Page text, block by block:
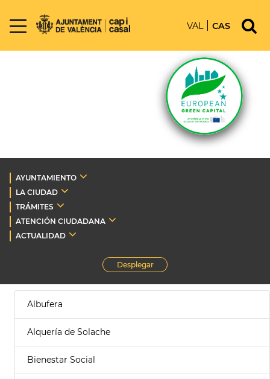
VAL CAS
AYUNTAMIENTO
LA CIUDAD
TRÁMITES
ATENCIÓN CIUDADANA
ACTUALIDAD
Desplegar
Albufera
Alquería de Solache
Bienestar Social